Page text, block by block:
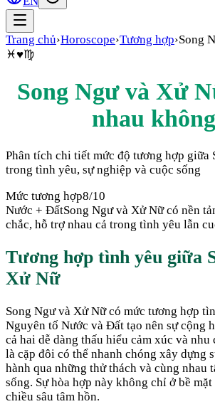
Trang chủ›Horoscope›Tương hợp›Song
♓♥♍
Song Ngưvà Xử
nhau
Phân tích chi tiết mức độ tương hợp giữa
trong tình yêu, sự nghiệp và cuộc sống
Mức tương hợp8/10
Nước + ĐấtSong Ngư và Xử Nữ có nền
chắc, hỗ trợ nhau cả trong tình yêu lẫn
Tương hợp tình yêu giữa
Xử Nữ
Song Ngư và Xử Nữ có mức tương hợp
Nguyên tố Nước và Đất tạo nên sự cộng
cả hai dễ dàng thấu hiểu cảm xúc và nhu
là cặp đôi có thể nhanh chóng xây dựng
hành qua những thử thách và cùng nhau
sống. Sự hòa hợp này không chỉ ở bề
chiều sâu tâm hồn.